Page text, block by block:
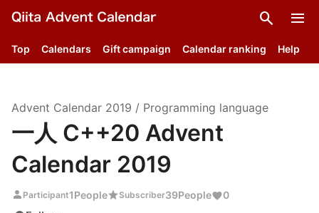
search menu
Top Calendars Gift campaign Calendar ranking Help
Advent Calendar 2019 / Programming language
一人 C++20 Advent
Calendar 2019
person Participant1PeoplestarSubscriber39People 0